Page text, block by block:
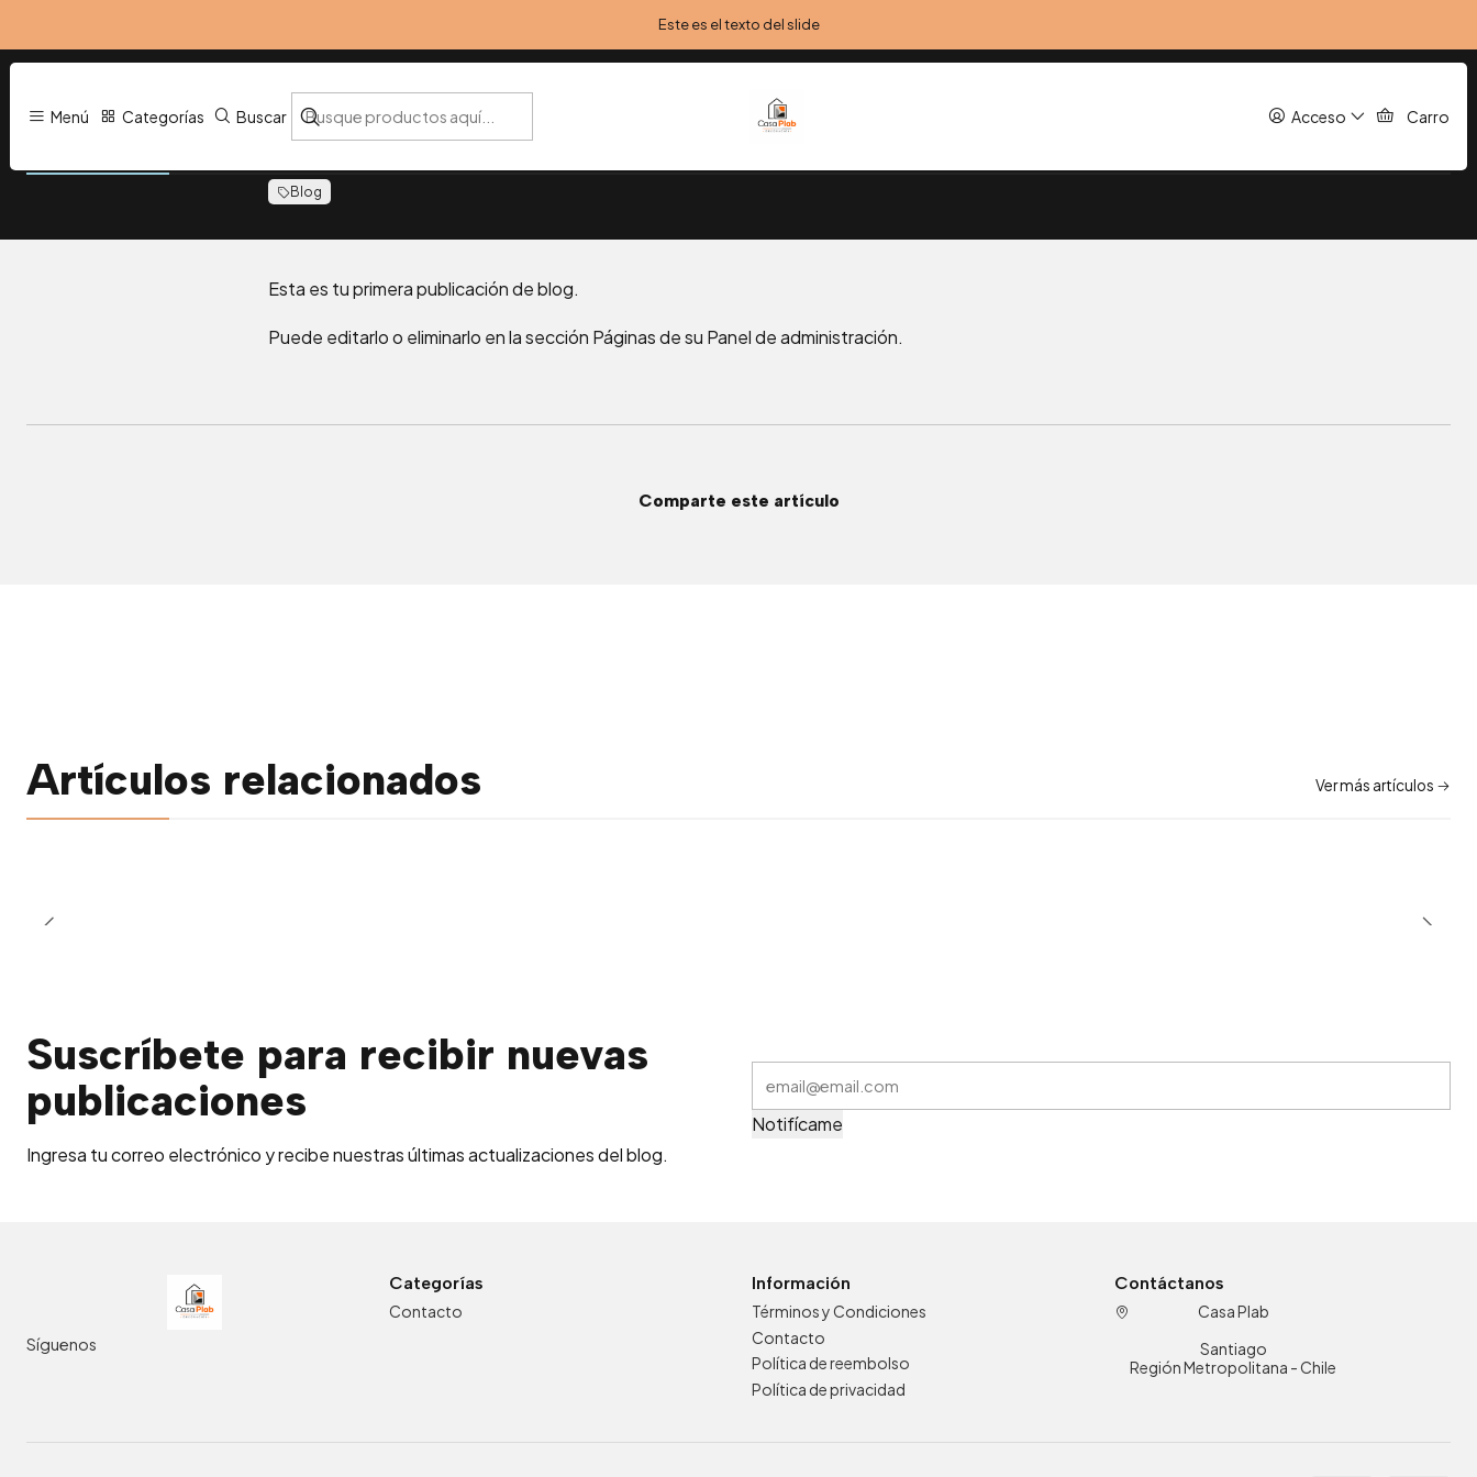
Menú Categorías Buscar Acceso Carro
Este es el texto del slide
Inicio Blog Entrada del Blog
PUBLICADO EL 20/4/2026
Entrada del Blog
Blog
Esta es tu primera publicación de blog.
Puede editarlo o eliminarlo en la sección Páginas de su Panel de administración.
Comparte este artículo
Artículos relacionados Ver más artículos
Suscríbete para recibir nuevas
publicaciones
Ingresa tu correo electrónico y recibe nuestras últimas actualizaciones del blog.
Notifícame
Síguenos
Categorías
Contacto
Información
Términos y Condiciones
Contacto
Política de reembolso
Política de privacidad
Contáctanos
Casa Plab
Santiago
Región Metropolitana - Chile